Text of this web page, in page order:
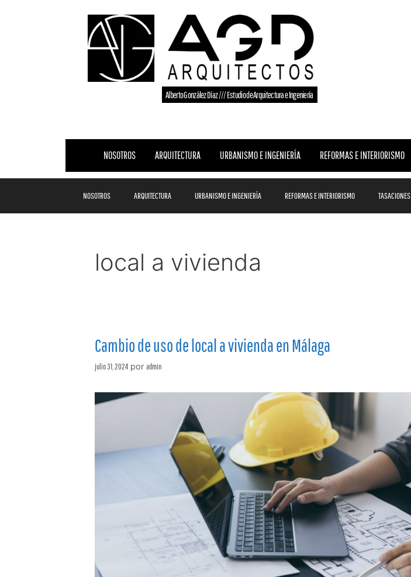
Alberto González Díaz /// Estudio de Arquitectura e Ingeniería
NOSOTROS ARQUITECTURA URBANISMO E INGENIERÍA REFORMAS E INTERIORISMO
NOSOTROS ARQUITECTURA URBANISMO E INGENIERÍA REFORMAS E INTERIORISMO TASACIONES
local a vivienda
Cambio de uso de local a vivienda en Málaga
julio 31, 2024 por admin